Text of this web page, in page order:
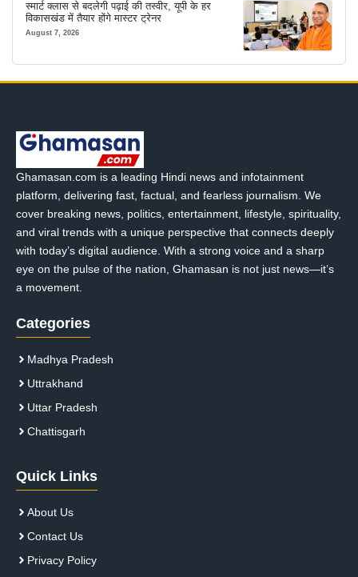
स्मार्ट क्लास से बदलेगी पढ़ाई की तस्वीर, यूपी के हर
विकासखंड में तैयार होंगे मास्टर ट्रेनर
August 7, 2026
Ghamasan.com is a leading Hindi news and infotainment
platform, delivering fast, factual, and fearless journalism. We
cover breaking news, politics, entertainment, lifestyle, spirituality,
and viral trends with a unique perspective that connects deeply
with today’s digital audience. With a strong voice and a sharp
eye on the pulse of the nation, Ghamasan is not just news—it’s
a movement.
Categories
Madhya Pradesh
Uttrakhand
Uttar Pradesh
Chattisgarh
Quick Links
About Us
Contact Us
Privacy Policy